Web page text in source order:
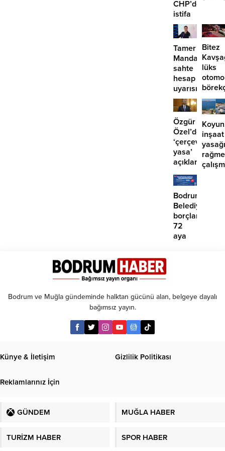
CHP’den
istifa
etmiyor?
Tamer
sahte
hesap
uyarısı
Bitez
lüks
girdi:
2
Özgür
Özel’den
‘çerçeve
yasa’
açıklaması:
atma
çabamız
yok’
inşaat
Bodrum
borçlara
72
aya
Bodrum ve Muğla gündeminde halktan gücünü alan, belgeye dayalı
bağımsız yayın.
Künye & İletişim Gizlilik Politikası
Reklamlarınız İçin
GÜNDEM MUĞLA HABER
TURİZM HABER SPOR HABER